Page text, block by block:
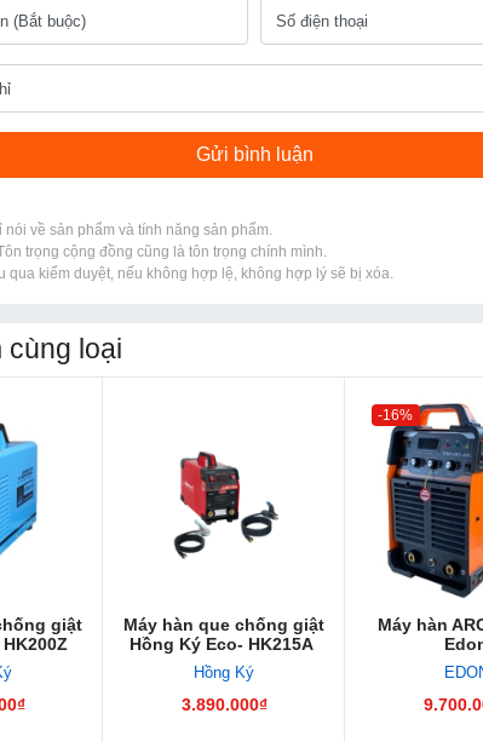
nói về sản phẩm và tính năng sản phẩm.
trọng cộng đồng cũng là tôn trọng chính mình.
qua kiểm duyệt, nếu không hợp lệ, không hợp lý sẽ bị xóa.
cùng loại
giật
Máy hàn que chống giật
Hồng Ký Eco- HK215A
Hồng Ký
3.890.000₫
-16%
Máy hàn